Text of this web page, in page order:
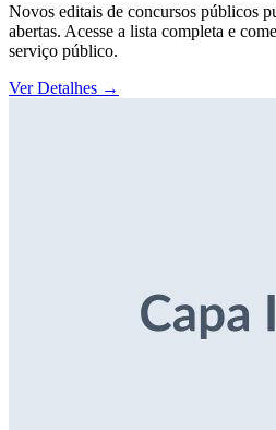
Novos editais de concursos públicos
abertas. Acesse a lista completa e
serviço público.
Ver Detalhes →